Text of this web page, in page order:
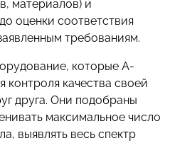
материалов) и
оценки соответствия
требованиям.
которые А-
качества своей
друга. Они подобраны
максимальное число
выявлять весь спектр